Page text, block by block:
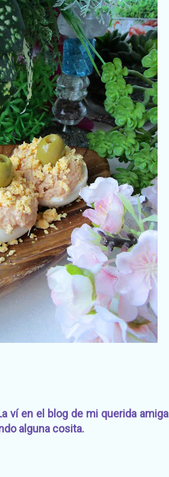
ví en el blog de mi querida amiga
alguna cosita.